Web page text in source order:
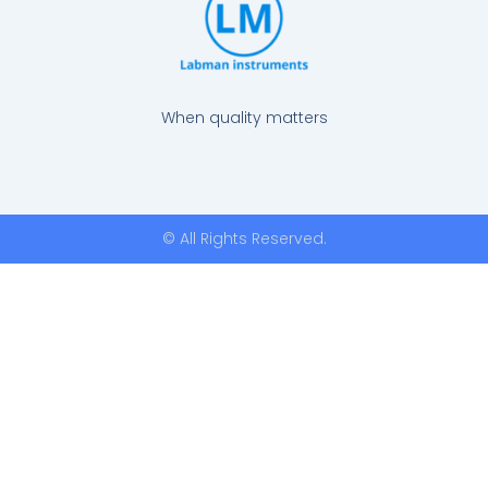
When quality matters
© All Rights Reserved.